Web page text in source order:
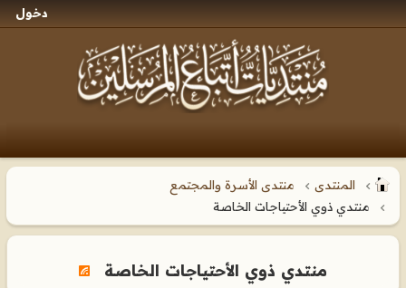
دخول
المنتدى
منتدى الأسرة والمجتمع
منتدي ذوي الأحتياجات الخاصة
منتدي ذوي الأحتياجات الخاصة